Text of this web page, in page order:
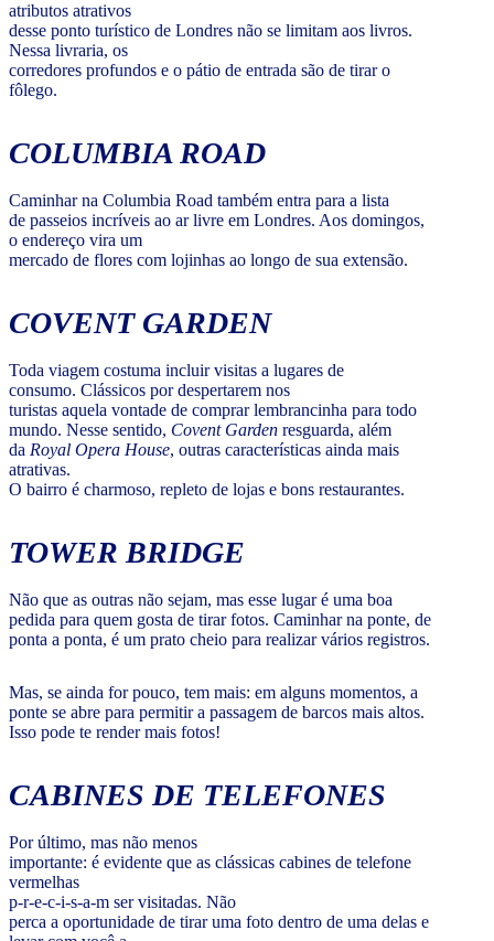
atributos atrativos
desse ponto turístico de Londres não se limitam aos livros.
Nessa livraria, os
corredores profundos e o pátio de entrada são de tirar o
fôlego.
COLUMBIA ROAD
Caminhar na Columbia Road também entra para a lista
de passeios incríveis ao ar livre em Londres. Aos domingos,
o endereço vira um
mercado de flores com lojinhas ao longo de sua extensão.
COVENT GARDEN
Toda viagem costuma incluir visitas a lugares de
consumo. Clássicos por despertarem nos
turistas aquela vontade de comprar lembrancinha para todo
mundo. Nesse sentido, Covent Garden resguarda, além
da Royal Opera House, outras características ainda mais
atrativas.
O bairro é charmoso, repleto de lojas e bons restaurantes.
TOWER BRIDGE
Não que as outras não sejam, mas esse lugar é uma boa
pedida para quem gosta de tirar fotos. Caminhar na ponte, de
ponta a ponta, é um prato cheio para realizar vários registros.
Mas, se ainda for pouco, tem mais: em alguns momentos, a
ponte se abre para permitir a passagem de barcos mais altos.
Isso pode te render mais fotos!
CABINES DE TELEFONES
Por último, mas não menos
importante: é evidente que as clássicas cabines de telefone
vermelhas
p-r-e-c-i-s-a-m ser visitadas. Não
perca a oportunidade de tirar uma foto dentro de uma delas e